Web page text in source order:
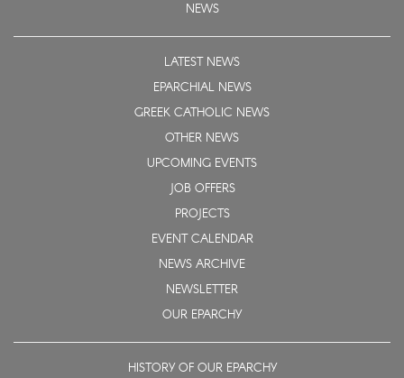
NEWS
LATEST NEWS
EPARCHIAL NEWS
GREEK CATHOLIC NEWS
OTHER NEWS
UPCOMING EVENTS
JOB OFFERS
PROJECTS
EVENT CALENDAR
NEWS ARCHIVE
NEWSLETTER
OUR EPARCHY
HISTORY OF OUR EPARCHY